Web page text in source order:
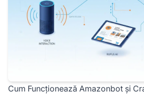
Cum Funcționează Amazonbot și